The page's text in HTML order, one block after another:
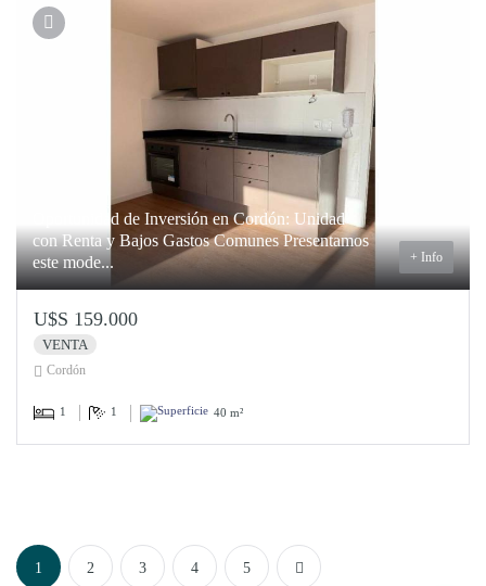
Oportunidad de Inversión en Cordón: Unidad
con Renta y Bajos Gastos Comunes Presentamos
este mode...
+ Info
U$S 159.000
VENTA
Cordón
1 1 40 m²
1 2 3 4 5 Next